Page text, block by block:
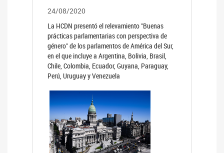
24/08/2020
La HCDN presentó el relevamiento "Buenas
prácticas parlamentarias con perspectiva de
género" de los parlamentos de América del Sur,
en el que incluye a Argentina, Bolivia, Brasil,
Chile, Colombia, Ecuador, Guyana, Paraguay,
Perú, Uruguay y Venezuela